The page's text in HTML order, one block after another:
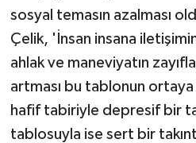
sosyal temasın azalması
Çelik, 'İnsan insana
ahlak ve maneviyatın
artması bu tablonun ortaya
hafif tabiriyle depresif bir
tablosuyla ise sert bir